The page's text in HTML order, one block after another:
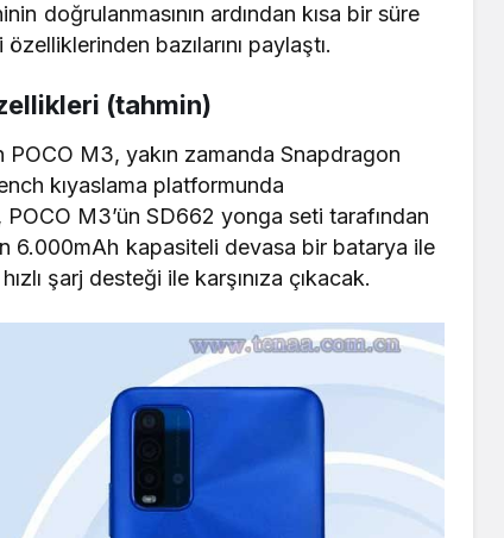
doğrulanmasının ardından kısa bir süre
özelliklerinden bazılarını paylaştı.
(tahmin)
POCO M3,yakın zamandaSnapdragon
kıyaslama platformunda
, POCO M3’ün SD662 yonga seti tarafından
6.000mAh kapasiteli devasa bir batarya ile
şarj desteği ile karşınıza çıkacak.